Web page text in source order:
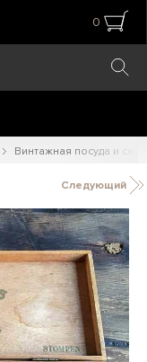
0
Винтажная посуда и
Следующий